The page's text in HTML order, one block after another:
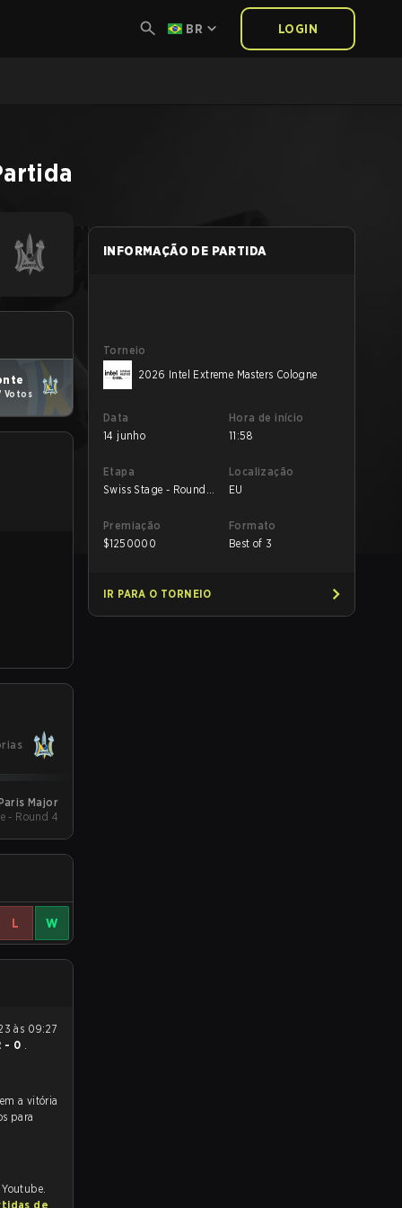
BR LOGIN
Votos
Major
- Round 4
L W
- 0 .
para
de
INFORMAÇÃO DE PARTIDA
Torneio
2026 Intel Extreme Masters Cologne
Data
14 junho
Hora de início
11:58
Etapa
Swiss Stage - Round
Localização
EU
Premiação
$1250000
Formato
Best of 3
IR PARA O TORNEIO